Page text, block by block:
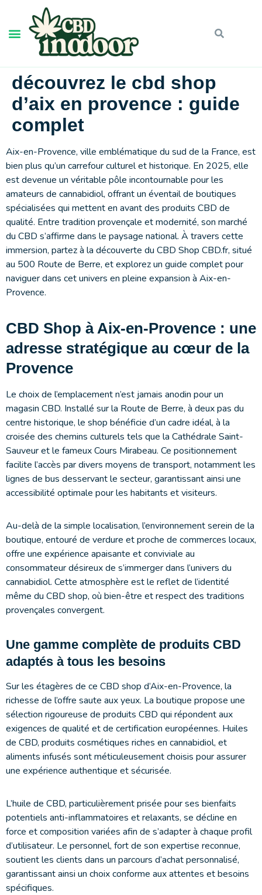
découvrez le cbd shop
d’aix en provence : guide
complet
Aix-en-Provence, ville emblématique du sud de la France, est
bien plus qu’un carrefour culturel et historique. En 2025, elle
est devenue un véritable pôle incontournable pour les
amateurs de cannabidiol, offrant un éventail de boutiques
spécialisées qui mettent en avant des produits CBD de
qualité. Entre tradition provençale et modernité, son marché
du CBD s’affirme dans le paysage national. À travers cette
immersion, partez à la découverte du CBD Shop CBD.fr, situé
au 500 Route de Berre, et explorez un guide complet pour
naviguer dans cet univers en pleine expansion à Aix-en-
Provence.
CBD Shop à Aix-en-Provence : une
adresse stratégique au cœur de la
Provence
Le choix de l’emplacement n’est jamais anodin pour un
magasin CBD. Installé sur la Route de Berre, à deux pas du
centre historique, le shop bénéficie d’un cadre idéal, à la
croisée des chemins culturels tels que la Cathédrale Saint-
Sauveur et le fameux Cours Mirabeau. Ce positionnement
facilite l’accès par divers moyens de transport, notamment les
lignes de bus desservant le secteur, garantissant ainsi une
accessibilité optimale pour les habitants et visiteurs.
Au-delà de la simple localisation, l’environnement serein de la
boutique, entouré de verdure et proche de commerces locaux,
offre une expérience apaisante et conviviale au
consommateur désireux de s’immerger dans l’univers du
cannabidiol. Cette atmosphère est le reflet de l’identité
même du CBD shop, où bien-être et respect des traditions
provençales convergent.
Une gamme complète de produits CBD
adaptés à tous les besoins
Sur les étagères de ce CBD shop d’Aix-en-Provence, la
richesse de l’offre saute aux yeux. La boutique propose une
sélection rigoureuse de produits CBD qui répondent aux
exigences de qualité et de certification européennes. Huiles
de CBD, produits cosmétiques riches en cannabidiol, et
aliments infusés sont méticuleusement choisis pour assurer
une expérience authentique et sécurisée.
L’huile de CBD, particulièrement prisée pour ses bienfaits
potentiels anti-inflammatoires et relaxants, se décline en
force et composition variées afin de s’adapter à chaque profil
d’utilisateur. Le personnel, fort de son expertise reconnue,
soutient les clients dans un parcours d’achat personnalisé,
garantissant ainsi un choix conforme aux attentes et besoins
spécifiques.